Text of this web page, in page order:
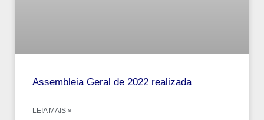
Assembleia Geral de 2022 realizada
LEIA MAIS »